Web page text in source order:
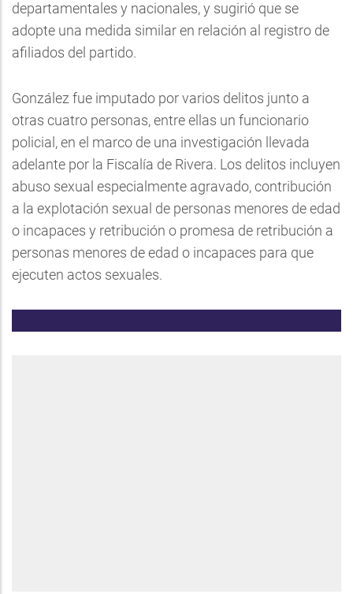
departamentales y nacionales, y sugirió que se
adopte una medida similar en relación al registro de
afiliados del partido.
González fue imputado por varios delitos junto a
otras cuatro personas, entre ellas un funcionario
policial, en el marco de una investigación llevada
adelante por la Fiscalía de Rivera. Los delitos incluyen
abuso sexual especialmente agravado, contribución
a la explotación sexual de personas menores de edad
o incapaces y retribución o promesa de retribución a
personas menores de edad o incapaces para que
ejecuten actos sexuales.